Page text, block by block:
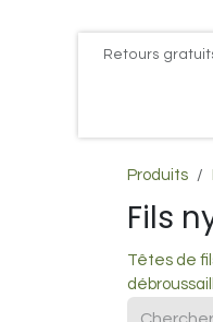
Se rendre au contenu
Retours
Produits
Fils
Têtes de